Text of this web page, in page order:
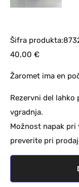
Šifra
40,00 €
Žaromet ima en
Rezervni del
vgradnja.
Možnost napak pri
preverite pri